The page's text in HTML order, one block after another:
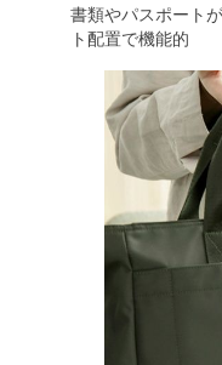
書類やパスポート
ト配置で機能的